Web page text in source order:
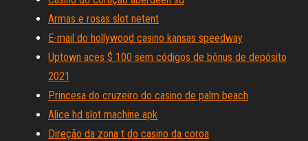
Armas e rosas slot netent
E-mail do hollywood casino kansas speedway
Uptown aces $ 100 sem códigos de bônus de depósito
2021
Princesa do cruzeiro do casino de palm beach
Alice hd slot machine apk
Direção da zona t do casino da coroa